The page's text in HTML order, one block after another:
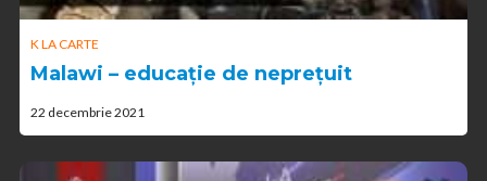
K LA CARTE
Malawi – educație de neprețuit
22 decembrie 2021